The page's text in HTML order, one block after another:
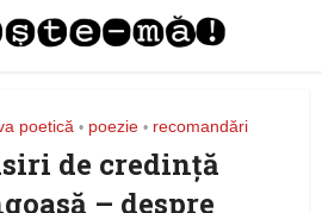
poetică • poezie • recomandări
de credință
– despre